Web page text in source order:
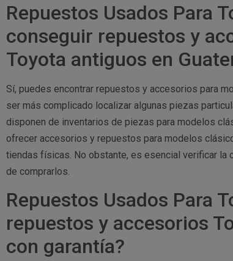
Repuestos Usados Para
conseguir repuestos y
Toyota antiguos en
Sí, puedes encontrar repuestos y accesorios para
ser más complicado localizar algunas piezas
disponen de inventarios de piezas para modelos
ofrecer accesorios y repuestos para modelos
tiendas físicas. No obstante, es esencial verificar
de comprarlos.
Repuestos Usados Para
repuestos y accesorios
con garantía?